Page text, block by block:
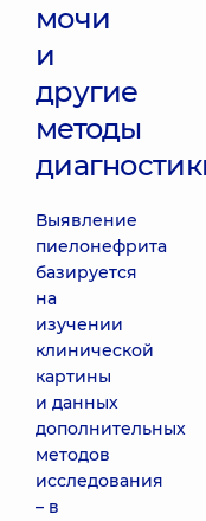
мочи
и
другие
методы
Выявление
пиелонефрита
базируется
на
изучении
клинической
картины
и данных
дополнительных
методов
исследования
– в